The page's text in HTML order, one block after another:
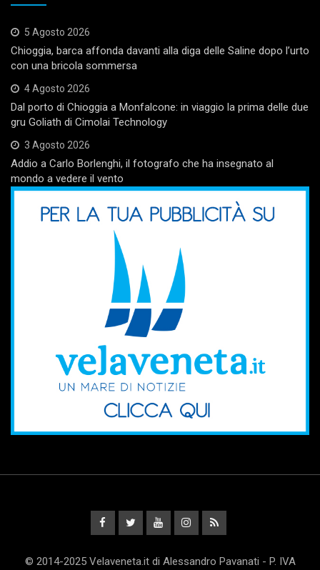
5 Agosto 2026
Chioggia, barca affonda davanti alla diga delle Saline dopo l’urto
con una bricola sommersa
4 Agosto 2026
Dal porto di Chioggia a Monfalcone: in viaggio la prima delle due
gru Goliath di Cimolai Technology
3 Agosto 2026
Addio a Carlo Borlenghi, il fotografo che ha insegnato al
mondo a vedere il vento
© 2014-2025 Velaveneta.it di Alessandro Pavanati - P. IVA